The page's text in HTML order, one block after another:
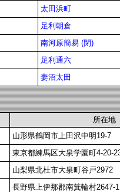
太田浜町
足利朝倉
南河原簡易 (閉)
足利通六
妻沼太田
所在地
山形県鶴岡市上田沢中明19-7
東京都練馬区大泉学園町4-20-
山梨県北杜市大泉町谷戸2972
長野県上伊那郡南箕輪村2647-1